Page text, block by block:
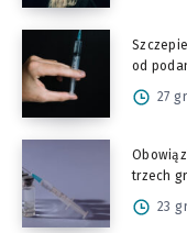
od
27
trzech
23